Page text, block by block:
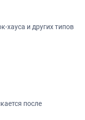
хауса и других типов
после